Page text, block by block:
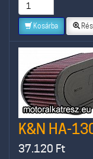
Kosárba
K&N HA-
37.120 Ft